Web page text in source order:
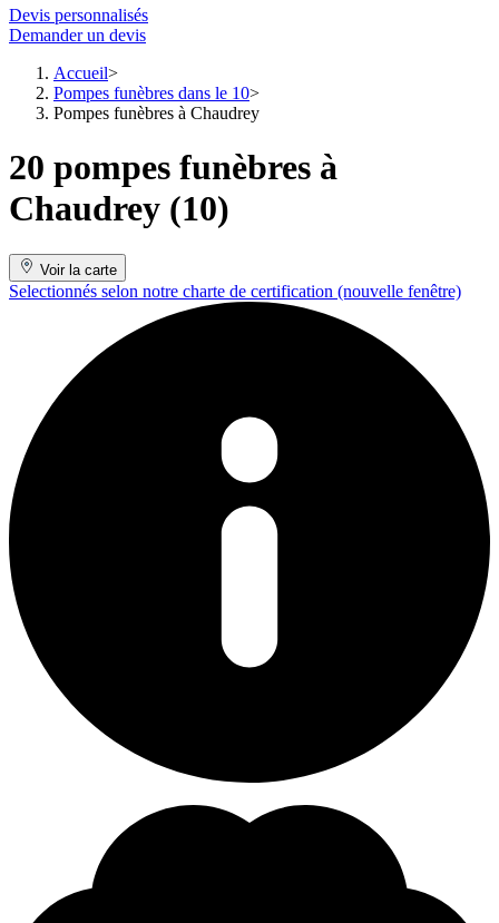
Devis personnalisés
Demander un devis
Accueil
Pompes funèbres dans le 10
Pompes funèbres à Chaudrey
20 pompes funèbres à
Chaudrey (10)
Voir la carte
Selectionnés selon notre charte de certification (nouvelle fenêtre)